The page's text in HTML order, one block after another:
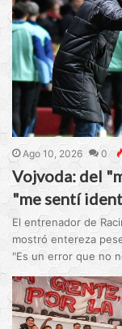
Ago 10, 2026 0
Vojvoda: del
"me sentí
El entrenador de
mostró entereza
"Es un error que no